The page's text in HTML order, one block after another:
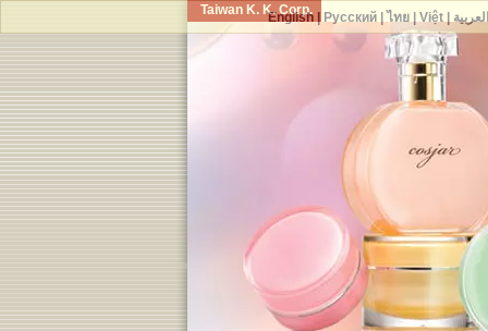
Taiwan K. K. Corp.
English| Русский| ไทย| Việt| العربية